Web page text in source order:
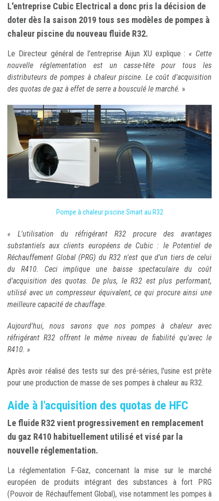
L'entreprise Cubic Electrical a donc pris la décision de
doter dès la saison 2019 tous ses modèles de pompes à
chaleur piscine du nouveau fluide R32.
Le Directeur général de l'entreprise Aijun XU explique :« Cette
nouvelle réglementation est un casse-tête pour tous les
distributeurs de pompes à chaleur piscine. Le coût d'acquisition
des quotas de gaz à effet de serre a bousculé le marché. »
Pompe à chaleur piscine Smart au R32
« L'utilisation du réfrigérant R32 procure des avantages
substantiels aux clients européens de Cubic : le Potentiel de
Réchauffement Global (PRG) du R32 n'est que d'un tiers de celui
du R410. Ceci implique une baisse spectaculaire du coût
d'acquisition des quotas. De plus, le R32 est plus performant,
utilisé avec un compresseur équivalent, ce qui procure ainsi une
meilleure capacité de chauffage.
Aujourd'hui, nous savons que nos pompes à chaleur avec
réfrigérant R32 offrent le même niveau de fiabilité qu'avec le
R410. »
Après avoir réalisé des tests sur des pré-séries, l'usine est prête
pour une production de masse de ses pompes à chaleur au R32.
Aide à l'acquisition des quotas de HFC
Le fluide R32 vient progressivement en remplacement
du gaz R410 habituellement utilisé et visé par la
nouvelle réglementation.
La réglementation F-Gaz, concernant la mise sur le marché
européen de produits intégrant des substances à fort PRG
(Pouvoir de Réchauffement Global), vise notamment les pompes à